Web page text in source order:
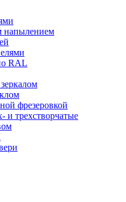
напылением
RAL
фрезеровкой
и трехстворчатые